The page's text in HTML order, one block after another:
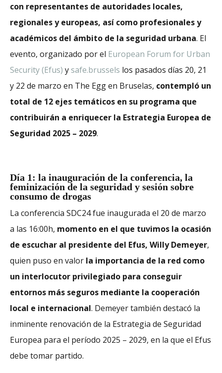
con representantes de autoridades locales,
regionales y europeas, así como profesionales y
académicos del ámbito de la seguridad urbana. El
evento, organizado por el European Forum for Urban
Security (Efus) ysafe.brussels los pasados días 20, 21
y 22 de marzo en The Egg en Bruselas, contempló un
total de 12 ejes temáticos en su programa que
contribuirán a enriquecer la Estrategia Europea de
Seguridad 2025 – 2029.
Día 1: la inauguración de la conferencia, la
feminización de la seguridad y sesión sobre
consumo de drogas
La conferencia SDC24 fue inaugurada el 20 de marzo
a las 16:00h, momento en el que tuvimos la ocasión
de escuchar al presidente del Efus, Willy Demeyer,
quien puso en valor la importancia de la red como
un interlocutor privilegiado para conseguir
entornos más seguros mediante la cooperación
local e internacional. Demeyer también destacó la
inminente renovación de la Estrategia de Seguridad
Europea para el período 2025 – 2029, en la que el Efus
debe tomar partido.